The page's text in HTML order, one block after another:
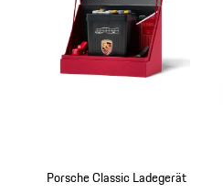
Porsche Classic Ladegerät